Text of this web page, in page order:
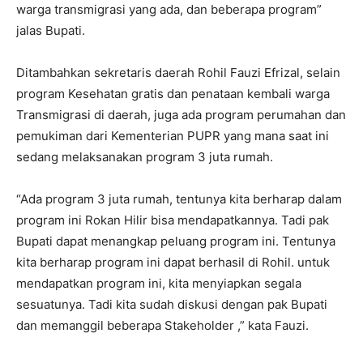
warga transmigrasi yang ada, dan beberapa program”
jalas Bupati.
Ditambahkan sekretaris daerah Rohil Fauzi Efrizal, selain
program Kesehatan gratis dan penataan kembali warga
Transmigrasi di daerah, juga ada program perumahan dan
pemukiman dari Kementerian PUPR yang mana saat ini
sedang melaksanakan program 3 juta rumah.
“Ada program 3 juta rumah, tentunya kita berharap dalam
program ini Rokan Hilir bisa mendapatkannya. Tadi pak
Bupati dapat menangkap peluang program ini. Tentunya
kita berharap program ini dapat berhasil di Rohil. untuk
mendapatkan program ini, kita menyiapkan segala
sesuatunya. Tadi kita sudah diskusi dengan pak Bupati
dan memanggil beberapa Stakeholder ,” kata Fauzi.